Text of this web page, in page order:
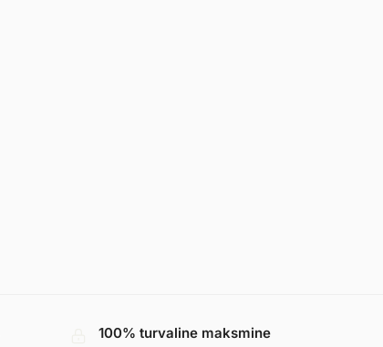
100% turvaline maksmine